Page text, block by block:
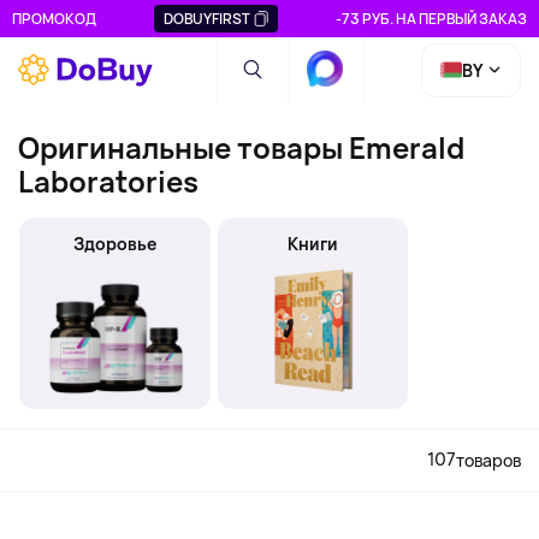
ПРОМОКОД DOBUYFIRST -73 РУБ. НА ПЕРВЫЙ ЗАКАЗ
BY
Оригинальные товары Emerald
Laboratories
Здоровье Книги
107товаров